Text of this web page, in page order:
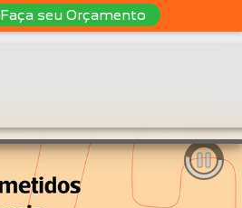
Faça seu Orçamento